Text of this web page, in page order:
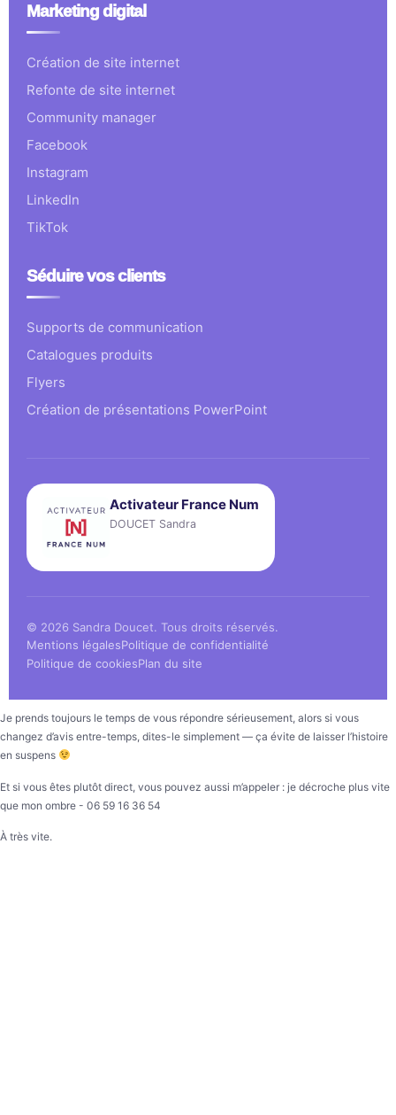
Marketing digital
Création de site internet
Refonte de site internet
Community manager
Facebook
Instagram
LinkedIn
TikTok
Séduire vos clients
Supports de communication
Catalogues produits
Flyers
Création de présentations PowerPoint
Activateur France Num
DOUCET Sandra
© 2026 Sandra Doucet. Tous droits réservés.
Mentions légalesPolitique de confidentialité
Politique de cookiesPlan du site
Je prends toujours le temps de vous répondre sérieusement, alors si vous
changez d’avis entre-temps, dites-le simplement — ça évite de laisser l’histoire
en suspens
Et si vous êtes plutôt direct, vous pouvez aussi m’appeler : je décroche plus vite
que mon ombre - 06 59 16 36 54
À très vite.